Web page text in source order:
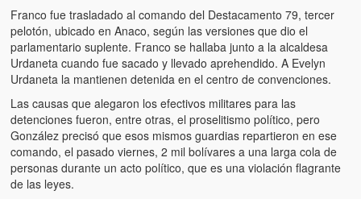
Franco fue trasladado al comando del Destacamento 79, tercer
pelotón, ubicado en Anaco, según las versiones que dio el
parlamentario suplente. Franco se hallaba junto a la alcaldesa
Urdaneta cuando fue sacado y llevado aprehendido. A Evelyn
Urdaneta la mantienen detenida en el centro de convenciones.
Las causas que alegaron los efectivos militares para las
detenciones fueron, entre otras, el proselitismo político, pero
González precisó que esos mismos guardias repartieron en ese
comando, el pasado viernes, 2 mil bolívares a una larga cola de
personas durante un acto político, que es una violación flagrante
de las leyes.